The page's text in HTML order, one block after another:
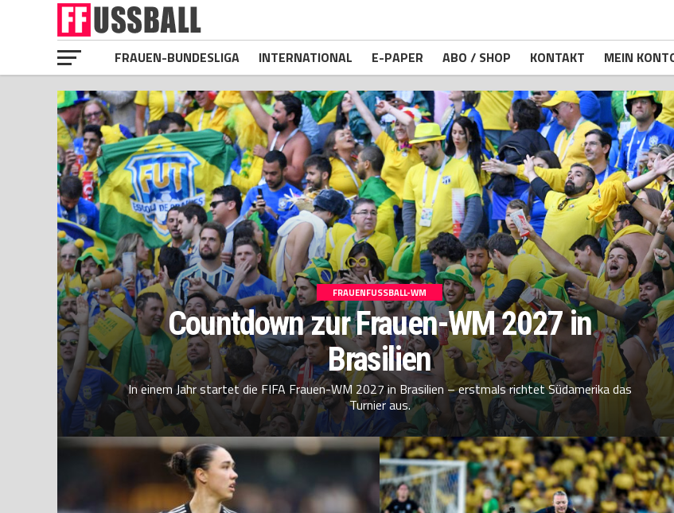
FRAUEN-BUNDESLIGA INTERNATIONAL E-PAPER ABO / SHOP KONTAKT MEIN
FRAUENFUSSBALL-WM
Countdown zur Frauen-WM 2027 in
Brasilien
In einem Jahr startet die FIFA Frauen-WM 2027 in Brasilien – erstmals richtet Südamerika das
Turnier aus.